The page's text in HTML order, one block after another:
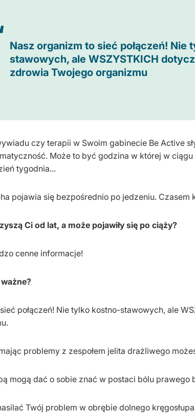
Nasz organizm to sieć połączeń! Nie
stawowych, ale WSZYSTKICH
zdrowia Twojego organizmu
czy terapii w Swoim gabinecie Be Active
Może to być godzina w której w
tygodnia...
pojawia się bezpośrednio po jedzeniu. Czasem
Ci od lat, a może pojawiły się po ciąży?
cenne informacje!
połączeń! Nie tylko kostno-stawowych, ale
problemy z zespołem jelita drażliwego
mogą dać o sobie znać w postaci bólu prawego
Twój problem w obrębie dolnego